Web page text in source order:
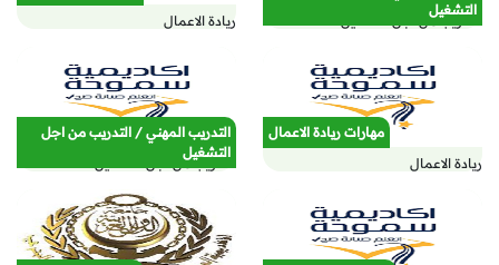
التشغيل
التدريب من اجل التشغيل
ريادة الاعمال
مهارات ريادة الاعمال
ريادة الاعمال
التدريب المهني / التدريب من اجل
التشغيل
التدريب من اجل التشغيل